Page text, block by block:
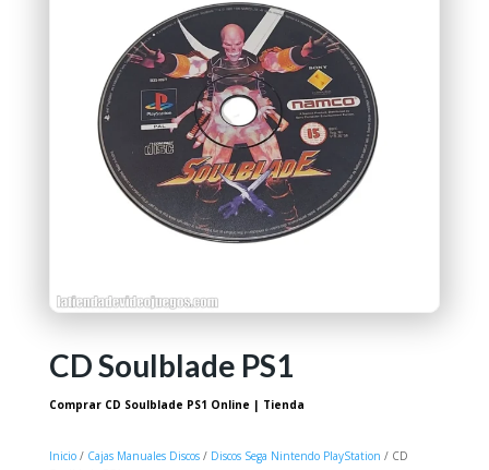
CD Soulblade PS1
Comprar CD Soulblade PS1 Online | Tienda
Inicio/ Cajas Manuales Discos/ Discos Sega Nintendo PlayStation / CD